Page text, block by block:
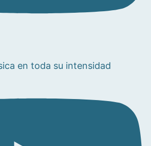
en toda su intensidad